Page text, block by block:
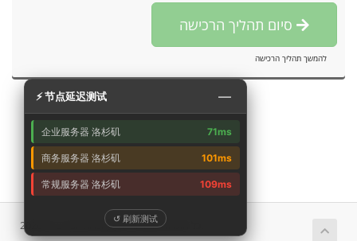
להמשך תהליך הרכישה
⚡ 节点延迟测试 —
企业服务器 洛杉矶 71ms
商务服务器 洛杉矶 101ms
常规服务器 洛杉矶 109ms
↺ 刷新测试